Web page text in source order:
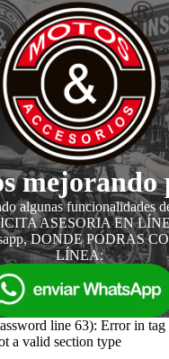
algunas funcionalidades
ASESORIA EN
DONDE PODRAS
LÍNEA:
line 63): Error in tag
a valid section type